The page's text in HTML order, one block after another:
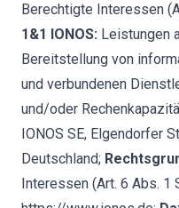
Berechtigte Interessen
1&1 IONOS: Leistungen
Bereitstellung von
und verbundenen
und/oder
IONOS SE, Elgendorfer
Deutschland;
Interessen (Art. 6 Abs. 1